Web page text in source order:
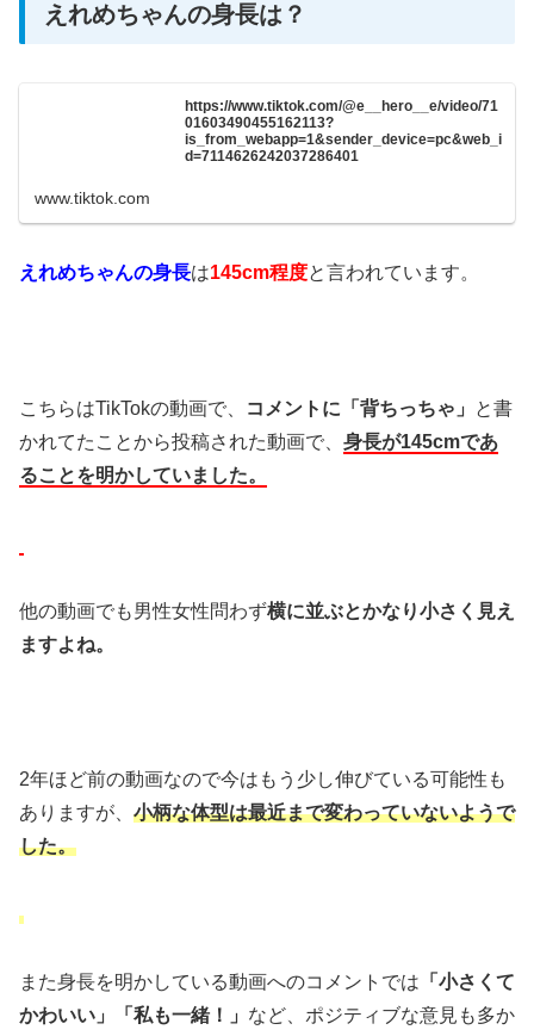
えれめちゃんの身長は？
https://www.tiktok.com/@e__hero__e/video/71
01603490455162113?
is_from_webapp=1&sender_device=pc&web_i
d=7114626242037286401
www.tiktok.com
えれめちゃんの身長は145cm程度と言われています。
こちらはTikTokの動画で、 コメントに 「背ちっちゃ」
と書
かれてたことから投稿された動画で、 身長が145cmであ
ることを明かしていました。
他の動画でも男性女性問わず横に並ぶとかなり小さく見え
ますよね。
2年ほど前の動画なので今はもう少し伸びている可能性も
ありますが、 小柄な体型は最近まで変わっていないようで
した。
また身長を明かしている動画へのコメントでは 「小さくて
かわいい」「私も一緒！」 など、 ポジティブな意見も多か